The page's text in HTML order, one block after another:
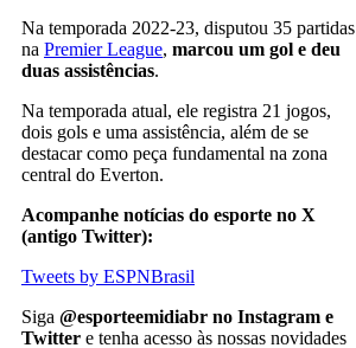
Na temporada 2022-23, disputou 35 partidas
na Premier League, marcou um gol e deu
duas assistências.
Na temporada atual, ele registra 21 jogos,
dois gols e uma assistência, além de se
destacar como peça fundamental na zona
central do Everton.
Acompanhe notícias do esporte no X
(antigo Twitter):
Tweets by ESPNBrasil
Siga @esporteemidiabr no Instagram e
Twitter e tenha acesso às nossas novidades